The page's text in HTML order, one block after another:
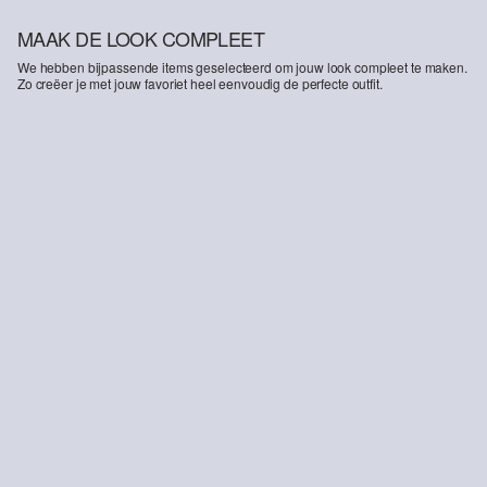
MAAK DE LOOK COMPLEET
We hebben bijpassende items geselecteerd om jouw look compleet te maken.
Zo creëer je met jouw favoriet heel eenvoudig de perfecte outfit.